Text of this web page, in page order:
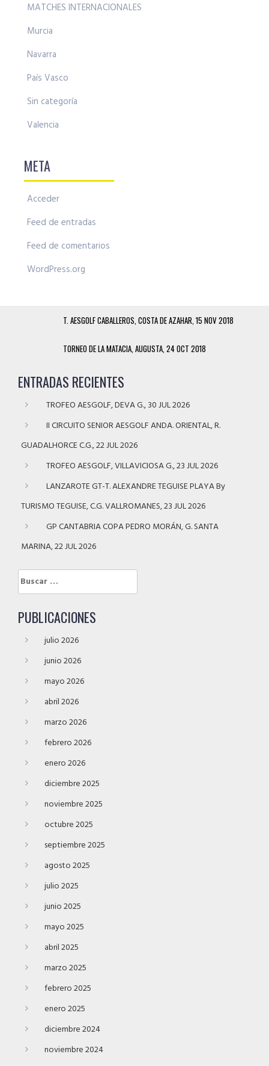
MATCHES INTERNACIONALES
Murcia
Navarra
País Vasco
Sin categoría
Valencia
META
Acceder
Feed de entradas
Feed de comentarios
WordPress.org
T. AESGOLF CABALLEROS, COSTA DE AZAHAR, 15 NOV 2018
TORNEO DE LA MATACIA, AUGUSTA, 24 OCT 2018
ENTRADAS RECIENTES
TROFEO AESGOLF, DEVA G., 30 JUL 2026
II CIRCUITO SENIOR AESGOLF ANDA. ORIENTAL, R.
GUADALHORCE C.G., 22 JUL 2026
TROFEO AESGOLF, VILLAVICIOSA G., 23 JUL 2026
LANZAROTE GT-T. ALEXANDRE TEGUISE PLAYA By
TURISMO TEGUISE, C.G. VALLROMANES, 23 JUL 2026
GP CANTABRIA COPA PEDRO MORÁN, G. SANTA
MARINA, 22 JUL 2026
Buscar:
PUBLICACIONES
julio 2026
junio 2026
mayo 2026
abril 2026
marzo 2026
febrero 2026
enero 2026
diciembre 2025
noviembre 2025
octubre 2025
septiembre 2025
agosto 2025
julio 2025
junio 2025
mayo 2025
abril 2025
marzo 2025
febrero 2025
enero 2025
diciembre 2024
noviembre 2024